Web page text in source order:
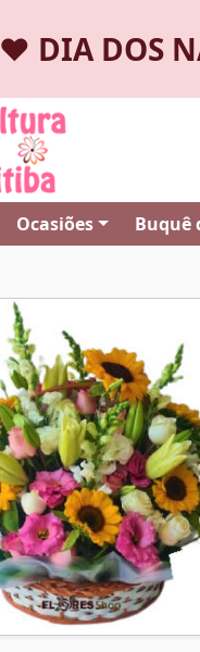
❤️ DIA DOS
Ocasiões Buquê